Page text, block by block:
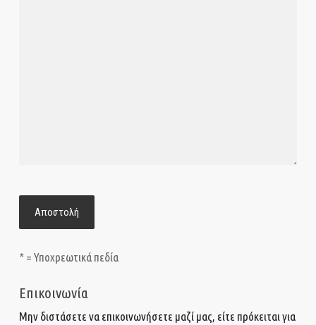
* = Υποχρεωτικά πεδία
Επικοινωνία
Μην διστάσετε να επικοινωνήσετε μαζί μας, είτε πρόκειται για